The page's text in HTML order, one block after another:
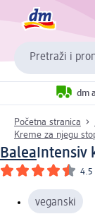
Pretraži i
dm
Početna stranica
Kreme za njegu
Balea Intensiv
4.5
veganski